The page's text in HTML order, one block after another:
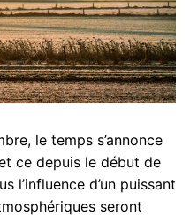
le temps s’annonce
ce depuis le début de
l’influence d’un puissant
seront